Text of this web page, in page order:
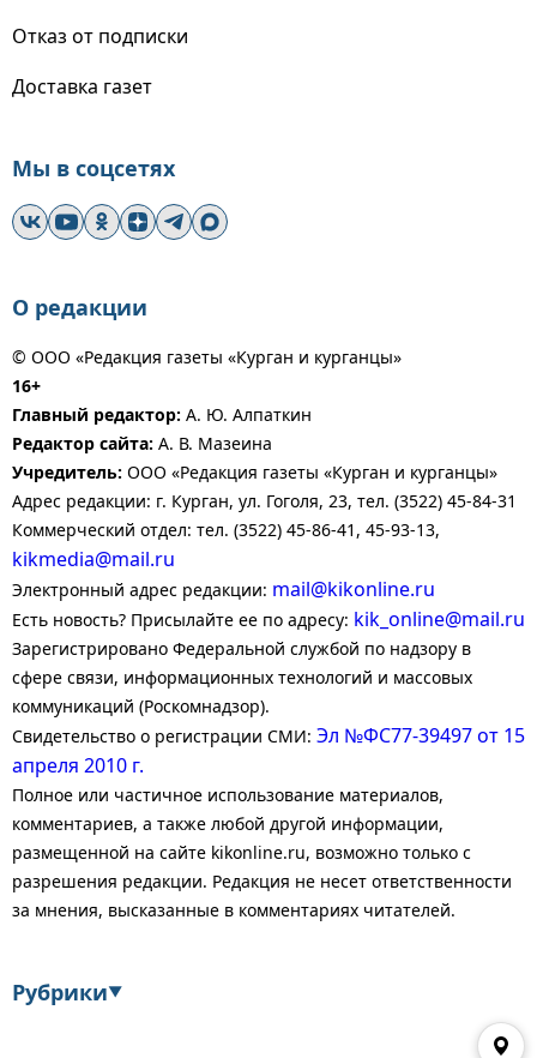
Отказ от подписки
Доставка газет
Мы в соцсетях
О редакции
© ООО «Редакция газеты «Курган и курганцы»
16+
Главный редактор: А. Ю. Алпаткин
Редактор сайта: А. В. Мазеина
Учредитель: ООО «Редакция газеты «Курган и курганцы»
Адрес редакции: г. Курган, ул. Гоголя, 23, тел. (3522) 45-84-31
Коммерческий отдел: тел. (3522) 45-86-41, 45-93-13,
kikmedia@mail.ru
Электронный адрес редакции: mail@kikonline.ru
Есть новость? Присылайте ее по адресу: kik_online@mail.ru
Зарегистрировано Федеральной службой по надзору в
сфере связи, информационных технологий и массовых
коммуникаций (Роскомнадзор).
Свидетельство о регистрации СМИ: Эл №ФС77-39497 от 15
апреля 2010 г.
Полное или частичное использование материалов,
комментариев, а также любой другой информации,
размещенной на сайте kikonline.ru, возможно только с
разрешения редакции. Редакция не несет ответственности
за мнения, высказанные в комментариях читателей.
Рубрики▼